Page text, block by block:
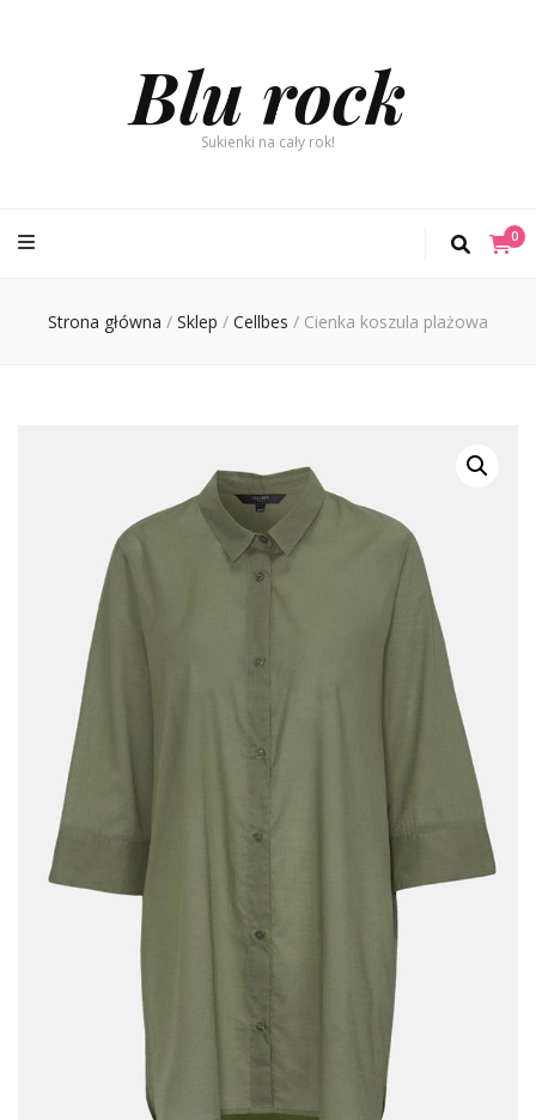
Blu rock
Sukienki na cały rok!
0
Strona główna / Sklep / Cellbes / Cienka koszula plażowa